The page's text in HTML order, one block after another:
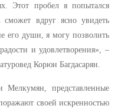
Этот пробел я попытался
вдруг ясно увидеть
его души, я могу позволить
и удовлетворения», –
Корюн Багдасарян.
представленные
своей искренностью